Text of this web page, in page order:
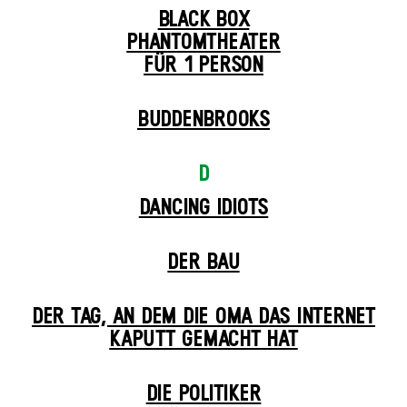
BLACK BOX
PHANTOM­THEATER
FÜR 1 PERSON
BUDDENBROOKS
D
DANCING IDIOTS
DER BAU
DER TAG, AN DEM DIE OMA DAS INTERNET
KAPUTT GEMACHT HAT
DIE POLITIKER